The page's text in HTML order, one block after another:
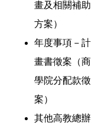
畫及相關補助
方案）
年度事項－計
畫書徵案（商
學院分配款徵
案）
其他高教總辦